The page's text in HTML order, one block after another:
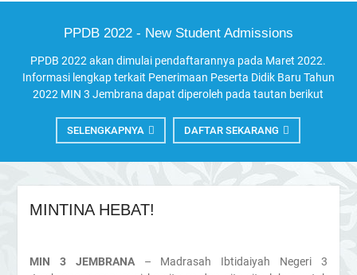
PPDB 2022 - New Student Admissions
PPDB 2022 akan dimulai pendaftarannya pada Maret 2022.
Informasi lengkap terkait Penerimaan Peserta Didik Baru Tahun
2022 MIN 3 Jembrana dapat diperoleh pada tautan berikut
SELENGKAPNYA DAFTAR SEKARANG
MINTINA HEBAT!
MIN 3 JEMBRANA– Madrasah Ibtidaiyah Negeri 3